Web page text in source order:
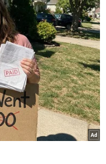
kinh tế với Mỹ,
21 nhằm vào
hạt nhân quy
đạo